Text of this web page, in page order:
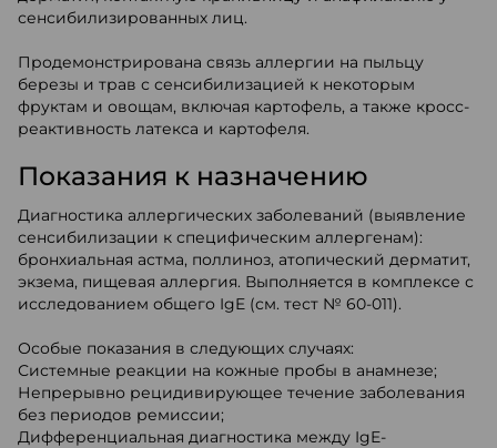
сенсибилизированных лиц.
Продемонстрирована связь аллергии на пыльцу
березы и трав с сенсибилизацией к некоторым
фруктам и овощам, включая картофель, а также кросс-
реактивность латекса и картофеля.
Показания к назначению
Диагностика аллергических заболеваний (выявление
сенсибилизации к специфическим аллергенам):
бронхиальная астма, поллиноз, атопический дерматит,
экзема, пищевая аллергия. Выполняется в комплексе с
исследованием общего IgE (см. тест № 60-011).
Особые показания в следующих случаях:
Системные реакции на кожные пробы в анамнезе;
Непрерывно рецидивирующее течение заболевания
без периодов ремиссии;
Дифференциальная диагностика между IgE-